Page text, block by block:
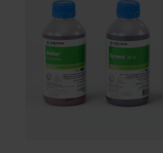
Bildgalerie